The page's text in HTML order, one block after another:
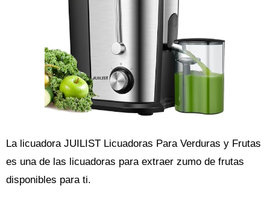
La licuadora JUILIST Licuadoras Para Verduras y Frutas
es una de las licuadoras para extraer zumo de frutas
disponibles para ti.